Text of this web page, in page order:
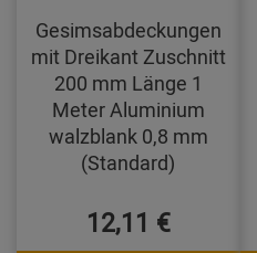
Gesimsabdeckungen
mit Dreikant Zuschnitt
200 mm Länge 1
Meter Aluminium
walzblank 0,8 mm
(Standard)
12,11 €